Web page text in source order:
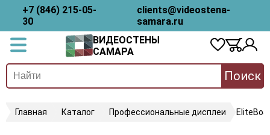
+7 (846) 215-05-
30
clients@videostena-
samara.ru
ВИДЕОСТЕНЫ
САМАРА
Поиск
Главная Каталог Профессиональные дисплеи